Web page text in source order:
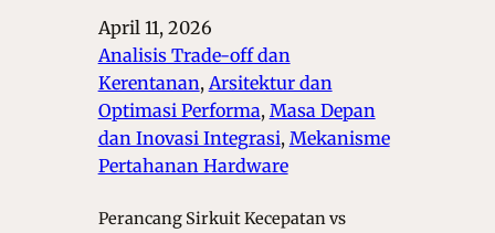
April 11, 2026
Analisis Trade-off dan
Kerentanan, Arsitektur dan
Optimasi Performa, Masa Depan
dan Inovasi Integrasi, Mekanisme
Pertahanan Hardware
Perancang Sirkuit Kecepatan vs